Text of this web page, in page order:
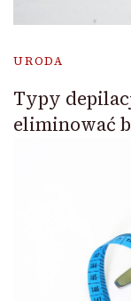
URODA
Typy
eliminować